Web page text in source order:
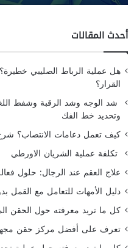
أحدث المقالات
هل عملية الرباط الصليبي
القرار؟
شد الوجه وشد الرقبة وشفط
وتحديد خط الفك
كيف تعمل دعامات الانتصاب؟
تكلفة عملية الشريان الاورطي
علاج العقم عند الرجال: حلول
دليل الأمهات للتعامل مع القمل
كل ما تريد معرفته حول الحقن
تعرف على أفضل مركز حقن